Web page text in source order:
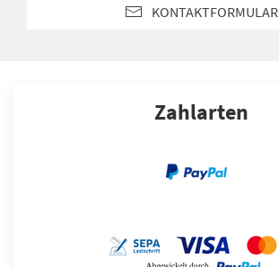
KONTAKTFORMULAR
Zahlarten